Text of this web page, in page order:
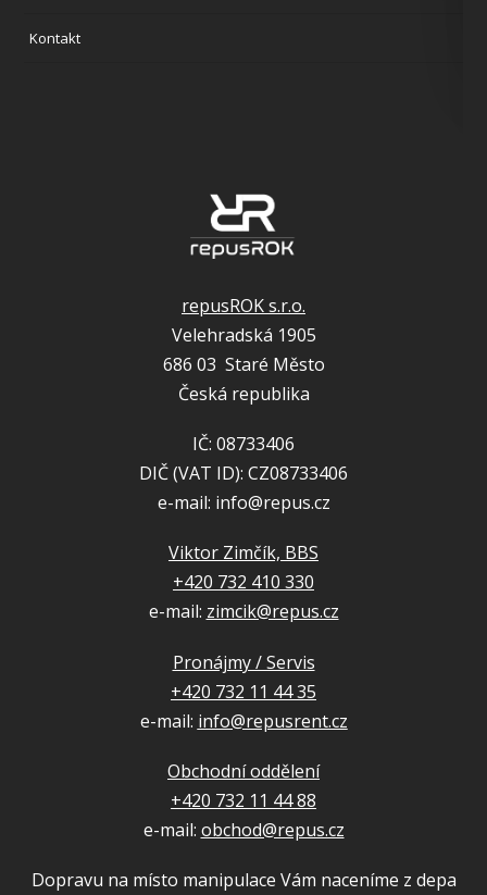
Kontakt
repusROK s.r.o.
Velehradská 1905
686 03 Staré Město
Česká republika
IČ: 08733406
DIČ (VAT ID): CZ08733406
e-mail: info@repus.cz
Viktor Zimčík, BBS
+420 732 410 330
e-mail: zimcik@repus.cz
Pronájmy / Servis
+420 732 11 44 35
e-mail: info@repusrent.cz
Obchodní oddělení
+420 732 11 44 88
e-mail: obchod@repus.cz
Dopravu na místo manipulace Vám naceníme z depa